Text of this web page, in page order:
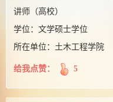
讲师（高校）
学位：文学硕士学位
所在单位：土木工程学院
给我点赞： 5